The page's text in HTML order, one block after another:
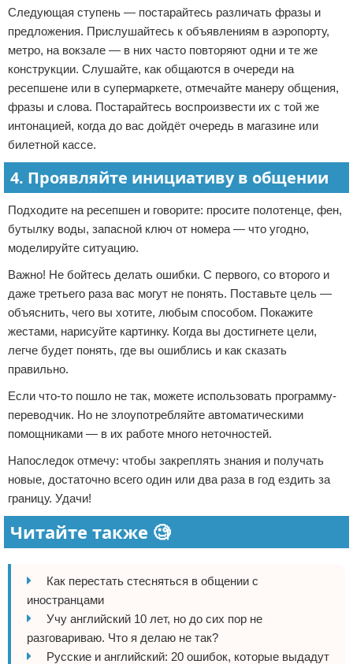
Следующая ступень — постарайтесь различать фразы и
предложения. Прислушайтесь к объявлениям в аэропорту,
метро, на вокзале — в них часто повторяют одни и те же
конструкции. Слушайте, как общаются в очереди на
ресепшене или в супермаркете, отмечайте манеру общения,
фразы и слова. Постарайтесь воспроизвести их с той же
интонацией, когда до вас дойдёт очередь в магазине или
билетной кассе.
4. Проявляйте инициативу в общении
Подходите на ресепшен и говорите: просите полотенце, фен,
бутылку воды, запасной ключ от номера — что угодно,
моделируйте ситуацию.
Важно! Не бойтесь делать ошибки. С первого, со второго и
даже третьего раза вас могут не понять. Поставьте цель —
объяснить, чего вы хотите, любым способом. Покажите
жестами, нарисуйте картинку. Когда вы достигнете цели,
легче будет понять, где вы ошиблись и как сказать
правильно.
Если что-то пошло не так, можете использовать программу-
переводчик. Но не злоупотребляйте автоматическими
помощниками — в их работе много неточностей.
Напоследок отмечу: чтобы закреплять знания и получать
новые, достаточно всего один или два раза в год ездить за
границу. Удачи!
Читайте также 🧐
Как перестать стесняться в общении с
иностранцами
Учу английский 10 лет, но до сих пор не
разговариваю. Что я делаю не так?
Русские и английский: 20 ошибок, которые выдадут